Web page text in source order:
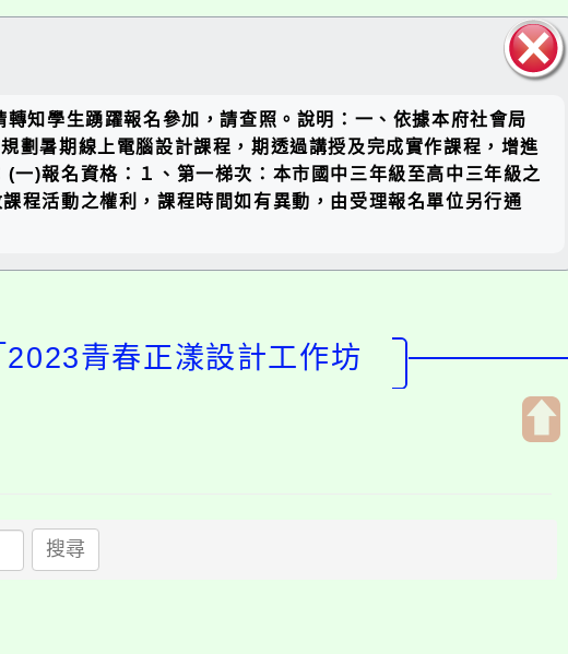
塊
知學生踴躍報名參加，請查照。說明：一、依據本府社會局
暑期線上電腦設計課程，期透過講授及完成實作課程，增進
)報名資格：１、第一梯次：本市國中三年級至高中三年級之
程活動之權利，課程時間如有異動，由受理報名單位另行通
青春正漾設計工作坊
搜尋